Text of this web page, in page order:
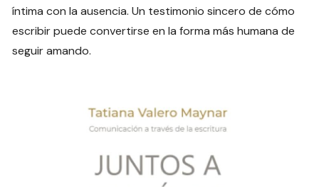
íntima con la ausencia. Un testimonio sincero de cómo
escribir puede convertirse en la forma más humana de
seguir amando.